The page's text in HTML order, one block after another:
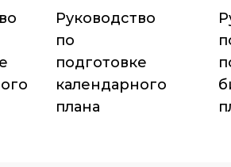
Руководство
по
подготовке
календарного
плана